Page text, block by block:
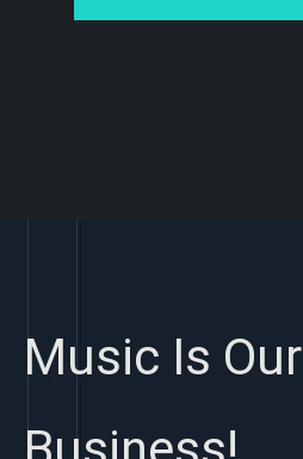
Music Is Our